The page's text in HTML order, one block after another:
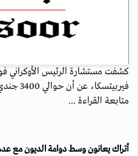
كشفت مستشارة الرئيس الأوكراني
فيربيتسكا، عن أن حوالي 3400 جندي أوكراني لا يزالون في الأسر لدى...
متابعة القراءة ...
أتراك يعانون وسط دوامة الديون مع